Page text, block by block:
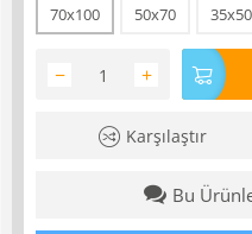
70x100 50x70 35x50
+
−
Karşılaştır
Bu